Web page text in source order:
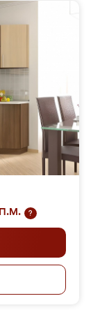
?